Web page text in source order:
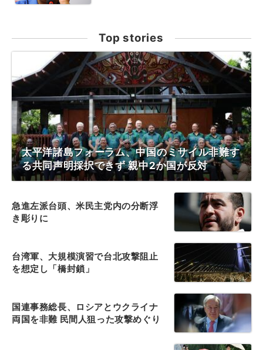
Top stories
太平洋諸島フォーラム、中国のミサイル非難す
る共同声明採択できず 親中2か国が反対
急進左派台頭、米民主党内の分断浮
き彫りに
台湾軍、大規模演習で台北攻撃阻止
を想定し「橋封鎖」
国連事務総長、ロシアとウクライナ
両国を非難 民間人狙った攻撃めぐり